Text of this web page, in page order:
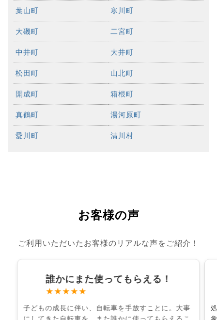
葉山町 寒川町
大磯町 二宮町
中井町 大井町
松田町 山北町
開成町 箱根町
真鶴町 湯河原町
愛川町 清川村
お客様の声
ご利用いただいたお客様のリアルな声をご紹介！
誰かにまた使ってもらえる！
★★★★★
子どもの成長に伴い、自転車を手放すことに。大事
にしてきた自転車を、また誰かに使ってもらえるこ